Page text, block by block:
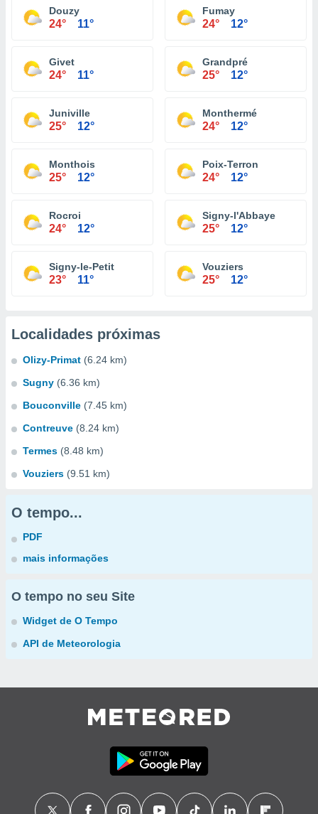
Douzy
24° 11°
Fumay
24° 12°
Givet
24° 11°
Grandpré
25° 12°
Juniville
25° 12°
Monthermé
24° 12°
Monthois
25° 12°
Poix-Terron
24° 12°
Rocroi
24° 12°
Signy-l'Abbaye
25° 12°
Signy-le-Petit
23° 11°
Vouziers
25° 12°
Localidades próximas
Olizy-Primat (6.24 km)
Sugny (6.36 km)
Bouconville (7.45 km)
Contreuve (8.24 km)
Termes (8.48 km)
Vouziers (9.51 km)
O tempo...
PDF
mais informações
O tempo no seu Site
Widget de O Tempo
API de Meteorologia